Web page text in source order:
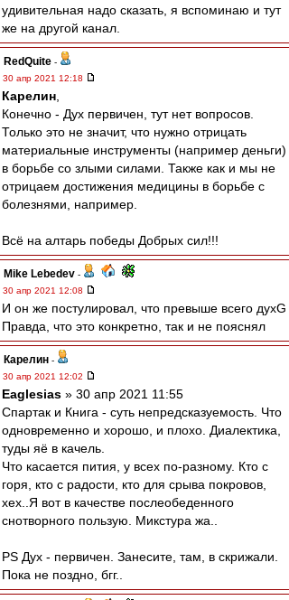
удивительная надо сказать, я вспоминаю и тут
же на другой канал.
RedQuite -
30 апр 2021 12:18
Карелин
Конечно - Дух первичен, тут нет вопросов.
Только это не значит, что нужно отрицать
материальные инструменты (например деньги)
в борьбе со злыми силами. Также как и мы не
отрицаем достижения медицины в борьбе с
болезнями, например.
Всё на алтарь победы Добрых сил!!!
Mike Lebedev -
30 апр 2021 12:08
И он же постулировал, что превыше всего духG
Правда, что это конкретно, так и не пояснял
Карелин -
30 апр 2021 12:02
Eaglesias » 30 апр 2021 11:55
Спартак и Книга - суть непредсказуемость. Что
одновременно и хорошо, и плохо. Диалектика,
туды яё в качель.
Что касается пития, у всех по-разному. Кто с
горя, кто с радости, кто для срыва покровов,
хех..Я вот в качестве послеобеденного
снотворного пользую. Микстура жа..
PS Дух - первичен. Занесите, там, в скрижали.
Пока не поздно, бгг..